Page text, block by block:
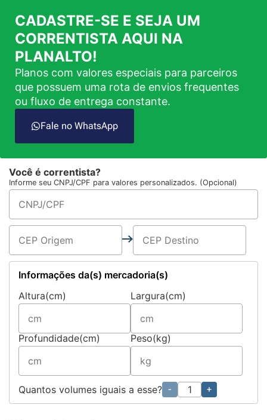
CADASTRE-SE E SEJA UM
CORRENTISTA AQUI NA
PLANALTO!
Planos com valores especiais para parceiros
que possuem uma rota de envios frequentes
ou fluxo de entrega constante.
Fale no WhatsApp
Você é correntista?
Informe seu CNPJ/CPF para valores personalizados. (Opcional)
Informações da(s) mercadoria(s)
Altura(cm)
Largura(cm)
Profundidade(cm) Peso(kg)
Quantos volumes iguais a esse? - +